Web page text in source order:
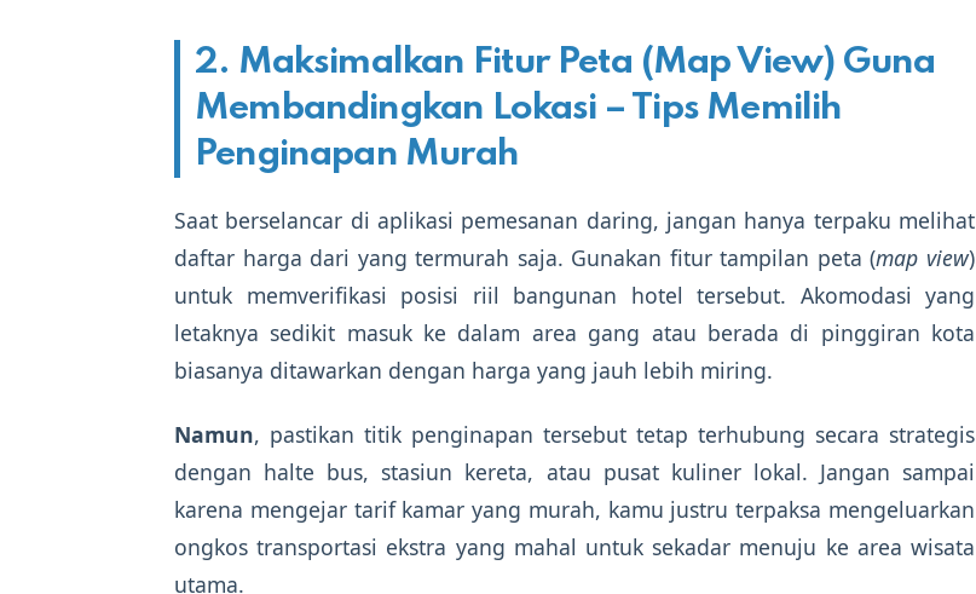
2. Maksimalkan Fitur Peta (Map View) Guna
Membandingkan Lokasi – Tips Memilih
Penginapan Murah
Saat berselancar di aplikasi pemesanan daring, jangan hanya terpaku melihat
daftar harga dari yang termurah saja. Gunakan fitur tampilan peta (map view)
untuk memverifikasi posisi riil bangunan hotel tersebut. Akomodasi yang
letaknya sedikit masuk ke dalam area gang atau berada di pinggiran kota
biasanya ditawarkan dengan harga yang jauh lebih miring.
Namun, pastikan titik penginapan tersebut tetap terhubung secara strategis
dengan halte bus, stasiun kereta, atau pusat kuliner lokal. Jangan sampai
karena mengejar tarif kamar yang murah, kamu justru terpaksa mengeluarkan
ongkos transportasi ekstra yang mahal untuk sekadar menuju ke area wisata
utama.